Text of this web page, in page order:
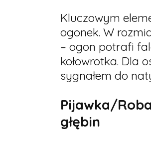
Kluczowym
ogonek. W
– ogon potrafi
kołowrotka. Dla
sygnałem do
Pijawka/
głębin